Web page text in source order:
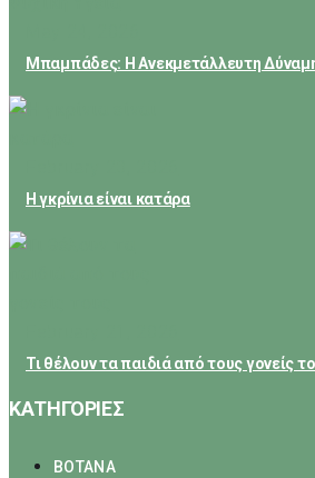
Μπαμπάδες: Η Ανεκμετάλλευτη Δύναμη
Η γκρίνια είναι κατάρα
Τι θέλουν τα παιδιά από τους γονείς
ΚΑΤΗΓΟΡΙΕΣ
ΒΟΤΑΝΑ